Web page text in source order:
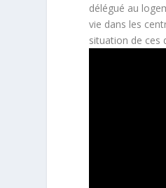
délégué au
vie dans les
situation de ces